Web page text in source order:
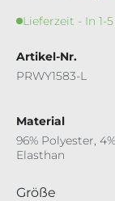
Lieferzeit - In 1-
Artikel-Nr.
PRWY1583-L
Material
96% Polyester, 4%
Elasthan
Größe